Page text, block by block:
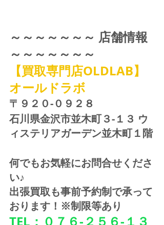
～～～～～～～ 店舗情報
～～～～～～～
【買取専門店OLDLAB】
オールドラボ
〒９２０-０９２８
石川県金沢市並木町３-１３ ウ
ィステリアガーデン並木町１階
何でもお気軽にお問合せくださ
い♪
出張買取も事前予約制で承って
おります！※制限等あり